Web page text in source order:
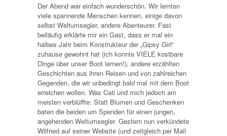
Der Abend war einfach wunderschön. Wir lernten
viele spannende Menschen kennen, einige davon
selbst Weltumsegler, andere Abenteurer. Fast
beiläufig erklärte mir ein Gast, dass er mal ein
halbes Jahr beim Konstrukteur der „Gipsy Girl“
zuhause gewohnt hat (ich konnte VIELE kostbare
Dinge über unser Boot lernen!), andere erzählten
Geschichten aus ihren Reisen und von zahlreichen
Gegenden, die wir unbedingt bald mal mit dem Boot
erreichen wollen. Was Cati und mich jedoch am
meisten verblüffte: Statt Blumen und Geschenken
baten die beiden um Spenden für einen jungen,
angehenden Weltumsegler. Gestern nun verkündete
Wilfried auf seiner Website (und zeitgleich per Mail